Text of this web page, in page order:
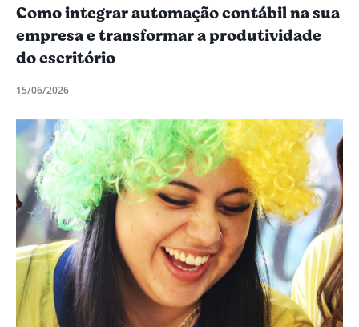
Como integrar automação contábil na sua
empresa e transformar a produtividade
do escritório
15/06/2026